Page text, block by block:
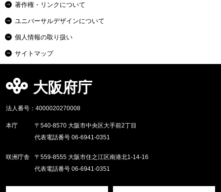
著作権・リンクについて
ユニバーサルデザインについて
個人情報の取り扱い
サイトマップ
大阪府庁
法人番号：4000020270008
本庁
〒540-8570 大阪市中央区大手前2丁目
代表電話番号 06-6941-0351
咲洲庁舎
〒559-8555 大阪市住之江区南港北1-14-16
代表電話番号 06-6941-0351